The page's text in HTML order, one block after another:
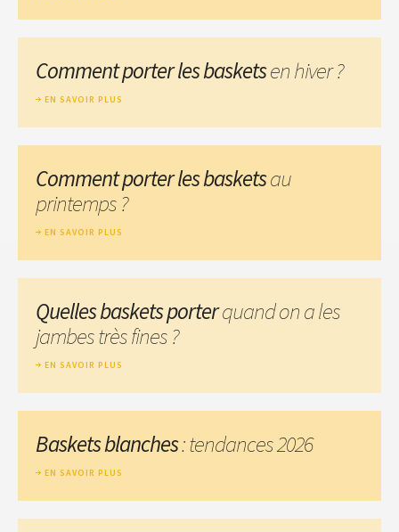
Comment porter les basketsen hiver ?
EN SAVOIR PLUS
Comment porter les basketsau
printemps ?
EN SAVOIR PLUS
Quelles baskets porterquand on a les
jambes très fines ?
EN SAVOIR PLUS
Baskets blanches: tendances 2026
EN SAVOIR PLUS